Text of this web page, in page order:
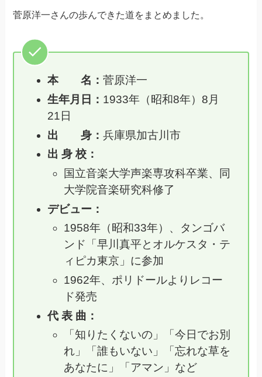
菅原洋一さんの歩んできた道をまとめました。
本 名： 菅原洋一
生年月日： 1933年（昭和8年）8月
21日
出 身： 兵庫県加古川市
出 身 校：
国立音楽大学声楽専攻科卒業、同
大学院音楽研究科修了
デビュー：
1958年（昭和33年）、タンゴバ
ンド「早川真平とオルケスタ・テ
ィピカ東京」に参加
1962年、ポリドールよりレコー
ド発売
代 表 曲：
「知りたくないの」「今日でお別
れ」「誰もいない」「忘れな草を
あなたに」「アマン」など